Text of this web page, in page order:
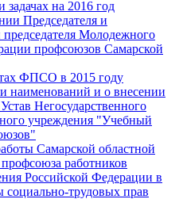
задачах на 2016 год
Председателя и
председателя Молодежного
профсоюзов Самарской
ФПСО в 2015 году
наименований и о внесении
Негосударственного
учреждения "Учебный
Самарской областной
работников
Российской Федерации в
социально-трудовых прав